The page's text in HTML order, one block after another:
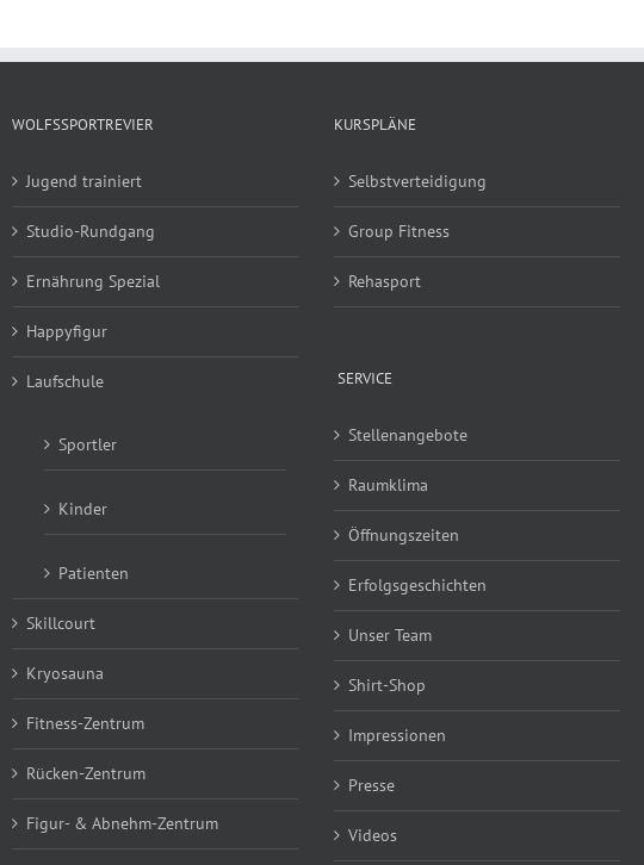
WOLFSSPORTREVIER
Jugend trainiert
Studio-Rundgang
Ernährung Spezial
Happyfigur
Laufschule
Sportler
Kinder
Patienten
Skillcourt
Kryosauna
Fitness-Zentrum
Rücken-Zentrum
Figur- & Abnehm-Zentrum
KURSPLÄNE
Selbstverteidigung
Group Fitness
Rehasport
SERVICE
Stellenangebote
Raumklima
Öffnungszeiten
Erfolgsgeschichten
Unser Team
Shirt-Shop
Impressionen
Presse
Videos